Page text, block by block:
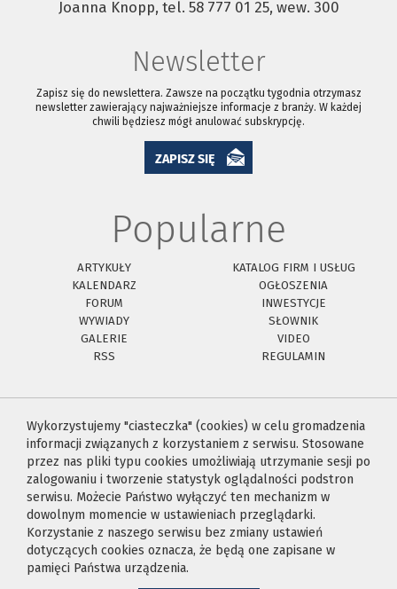
Joanna Knopp, tel. 58 777 01 25, wew. 300
Newsletter
Zapisz się do newslettera. Zawsze na początku tygodnia otrzymasz
newsletter zawierający najważniejsze informacje z branży. W każdej
chwili będziesz mógł anulować subskrypcję.
ZAPISZ SIĘ
Popularne
ARTYKUŁY
KATALOG FIRM I USŁUG
KALENDARZ
OGŁOSZENIA
FORUM
INWESTYCJE
WYWIADY
SŁOWNIK
GALERIE
VIDEO
RSS
REGULAMIN
Wykorzystujemy "ciasteczka" (cookies) w celu gromadzenia
informacji związanych z korzystaniem z serwisu. Stosowane
przez nas pliki typu cookies umożliwiają utrzymanie sesji po
zalogowaniu i tworzenie statystyk oglądalności podstron
serwisu. Możecie Państwo wyłączyć ten mechanizm w
dowolnym momencie w ustawieniach przeglądarki.
Korzystanie z naszego serwisu bez zmiany ustawień
dotyczących cookies oznacza, że będą one zapisane w
pamięci Państwa urządzenia.